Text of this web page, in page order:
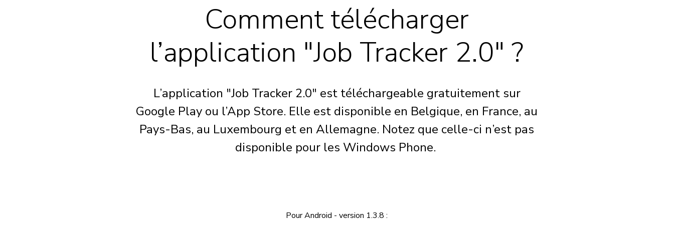
Comment télécharger
l’application "Job Tracker 2.0" ?
L’application "Job Tracker 2.0" est téléchargeable gratuitement sur
Google Play ou l’App Store. Elle est disponible en Belgique, en France, au
Pays-Bas, au Luxembourg et en Allemagne. Notez que celle-ci n’est pas
disponible pour les Windows Phone.
Pour Android - version 1.3.8 :